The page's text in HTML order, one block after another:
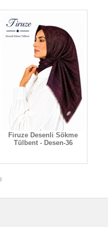
Firuze Desenli Sökme
Tülbent - Desen-36